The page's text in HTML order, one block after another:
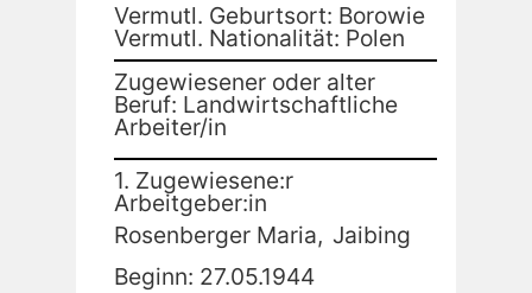
Vermutl. Geburtsort: Borowie
Vermutl. Nationalität: Polen
Zugewiesener oder alter
Beruf: Landwirtschaftliche
Arbeiter/in
1. Zugewiesene:r
Arbeitgeber:in
Rosenberger Maria, Jaibing
Beginn: 27.05.1944